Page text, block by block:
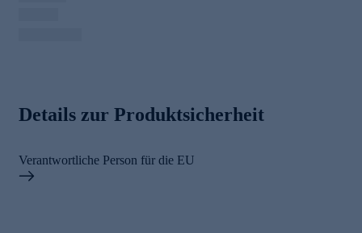
Details zur Produktsicherheit
Verantwortliche Person für die EU